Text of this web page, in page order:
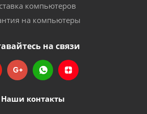
компьютеров
на компьютеры
на связи
Наши контакты